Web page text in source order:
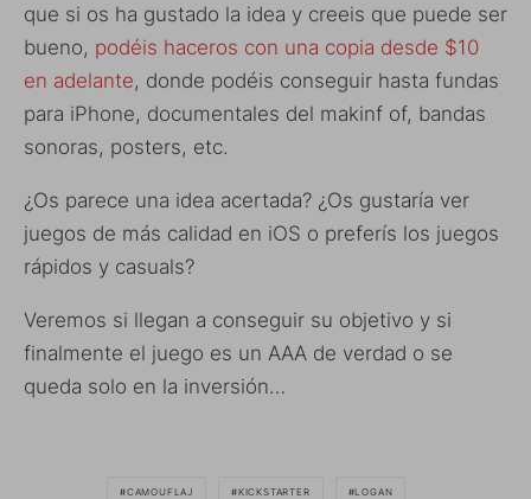
que si os ha gustado la idea y creeis que puede ser
bueno, podéis haceros con una copia desde $10
en adelante, donde podéis conseguir hasta fundas
para iPhone, documentales del makinf of, bandas
sonoras, posters, etc.
¿Os parece una idea acertada? ¿Os gustaría ver
juegos de más calidad en iOS o preferís los juegos
rápidos y casuals?
Veremos si llegan a conseguir su objetivo y si
finalmente el juego es un AAA de verdad o se
queda solo en la inversión…
CAMOUFLAJ KICKSTARTER LOGAN